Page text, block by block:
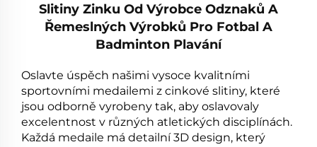
Slitiny Zinku Od Výrobce Odznaků A
Řemeslných Výrobků Pro Fotbal A
Badminton Plavání
Oslavte úspěch našimi vysoce kvalitními
sportovními medailemi z cinkové slitiny, které
jsou odborně vyrobeny tak, aby oslavovaly
excelentnost v různých atletických disciplínách.
Každá medaile má detailní 3D design, který